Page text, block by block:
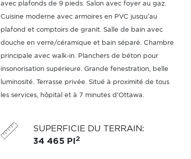
avec plafonds de 9 pieds. Salon avec foyer au gaz.
Cuisine moderne avec armoires en PVC jusqu'au
plafond et comptoirs de granit. Salle de bain avec
douche en verre/céramique et bain séparé. Chambre
principale avec walk-in. Planchers de béton pour
insonorisation supérieure. Grande fenestration, belle
luminosité. Terrasse privée. Situé à proximité de tous
les services, hôpital et à 7 minutes d'Ottawa.
SUPERFICIE DU TERRAIN:
34 465 PI 2